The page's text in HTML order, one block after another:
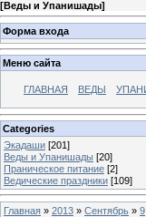
[Веды и Упанишады]
Форма входа
Меню сайта
ГЛАВНАЯ ВЕДЫ
Categories
Экадаши [201]
Веды и Упанишады [20]
Праническое питание [2]
Ведические праздники [109]
Главная » 2013 » Сентябрь » 9